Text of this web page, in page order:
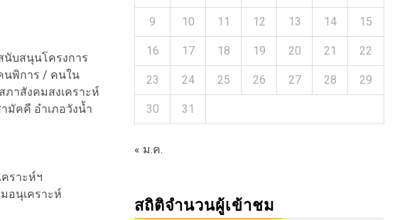
นับสนุนโครงการ
นพิการ / คนใน
าสังคมสงเคราะห์
มัคคี อำเภอวังน้ำ
ราะห์ฯ
อนุเคราะห์
9 10 11 12 13 14 15
16 17 18 19 20 21 22
23 24 25 26 27 28 29
30 31
« ม.ค.
สถิติจำนวนผู้เข้าชม